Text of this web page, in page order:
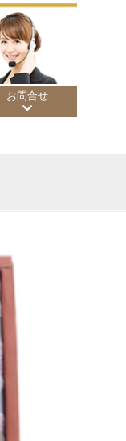
円
円
お問合せ